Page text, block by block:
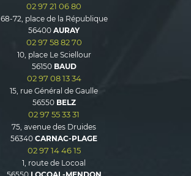
02 97 21 06 80
68-72, place de la République
56400 AURAY
02 97 58 82 70
10, place Le Sciellour
56150 BAUD
02 97 08 13 34
15, rue Général de Gaulle
56550 BELZ
02 97 55 33 31
75, avenue des Druides
56340 CARNAC-PLAGE
02 97 14 46 15
1, route de Locoal